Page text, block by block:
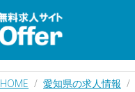
HOME 愛知県の求人情報